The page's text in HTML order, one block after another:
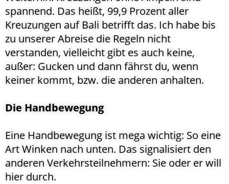
spannend. Das heißt, 99,9 Prozent aller
Kreuzungen auf Bali betrifft das. Ich habe bis
zu unserer Abreise die Regeln nicht
verstanden, vielleicht gibt es auch keine,
außer: Gucken und dann fährst du, wenn
keiner kommt, bzw. die anderen anhalten.
Die Handbewegung
Eine Handbewegung ist mega wichtig: So eine
Art Winken nach unten. Das signalisiert den
anderen Verkehrsteilnehmern: Sie oder er will
hier durch.